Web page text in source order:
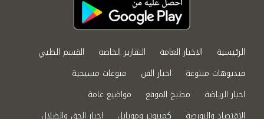
الرئيسية الاخبار العامة التقارير الخاصة
القسم الطبي
فيديوهات متنوعة
اخبار الفن
منوعات مسيحية
اخبار الرياضة
مطبخ الموقع
مواضيع عامة
الاقتصاد والبورصة
كمبيوتر وموبايل اخبار الحق والضلال